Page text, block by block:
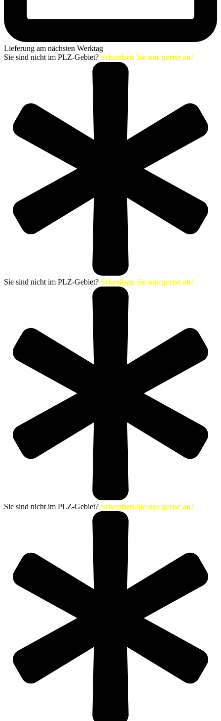
Lieferung am nächsten Werktag
Sie sind nicht im PLZ-Gebiet? Schreiben Sie uns gerne an!
Sie sind nicht im PLZ-Gebiet? Schreiben Sie uns gerne an!
Sie sind nicht im PLZ-Gebiet? Schreiben Sie uns gerne an!